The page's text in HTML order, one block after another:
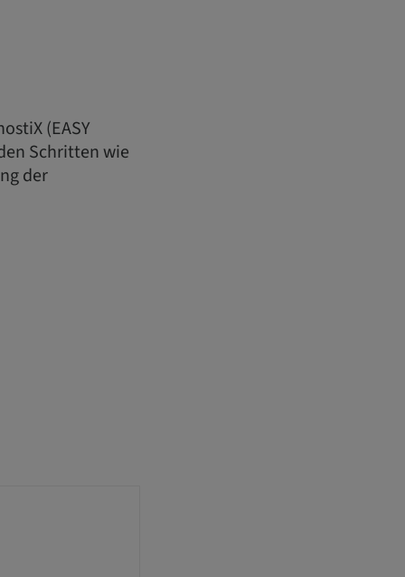
(EASY
Schritten wie
der